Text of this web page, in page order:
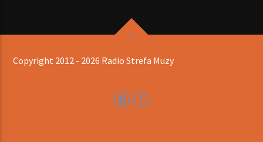
Copyright 2012 - 2026 Radio Strefa Muzy